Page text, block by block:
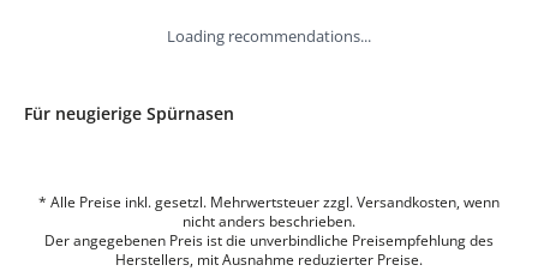
Loading recommendations...
Für neugierige Spürnasen
* Alle Preise inkl. gesetzl. Mehrwertsteuer zzgl. Versandkosten, wenn
nicht anders beschrieben.
Der angegebenen Preis ist die unverbindliche Preisempfehlung des
Herstellers, mit Ausnahme reduzierter Preise.